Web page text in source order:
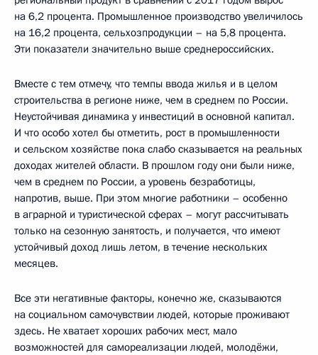
на 6,2 процента. Промышленное производство увеличилось
на 16,2 процента, сельхозпродукции – на 5,8 процента.
Эти показатели значительно выше среднероссийских.
Вместе с тем отмечу, что темпы ввода жилья и в целом
строительства в регионе ниже, чем в среднем по России.
Неустойчивая динамика у инвестиций в основной капитал.
И что особо хотел бы отметить, рост в промышленности
и сельском хозяйстве пока слабо сказывается на реальных
доходах жителей области. В прошлом году они были ниже,
чем в среднем по России, а уровень безработицы,
напротив, выше. При этом многие работники – особенно
в аграрной и туристической сферах – могут рассчитывать
только на сезонную занятость, и получается, что имеют
устойчивый доход лишь летом, в течение нескольких
месяцев.
Все эти негативные факторы, конечно же, сказываются
на социальном самочувствии людей, которые проживают
здесь. Не хватает хороших рабочих мест, мало
возможностей для самореализации людей, молодёжи,